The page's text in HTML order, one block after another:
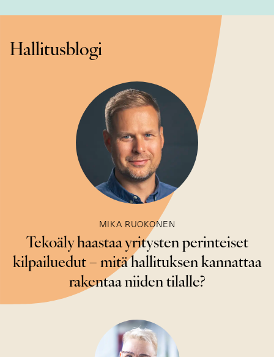
Hallitusblogi
MIKA RUOKONEN
Tekoäly haastaa yritysten perinteiset
kilpailuedut – mitä hallituksen kannattaa
rakentaa niiden tilalle?